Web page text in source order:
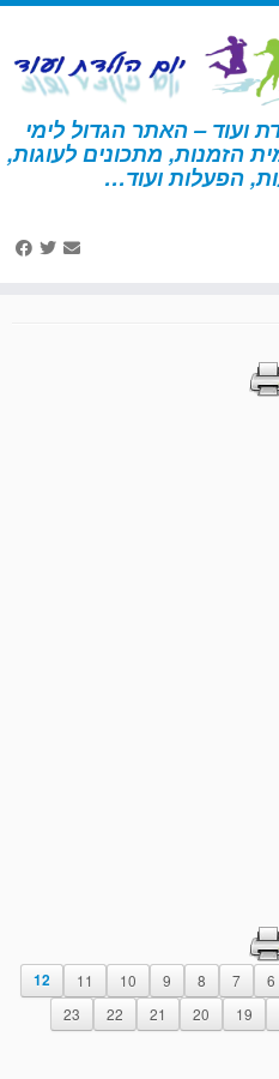
ועוד – האתר הגדול לימי
הזמנות, מתכונים לעוגות,
הפעלות ועוד…
של חיות המחמד » עמוד 12
הסודיים של
6
7
8
9
10
11
12
19
20
21
22
23